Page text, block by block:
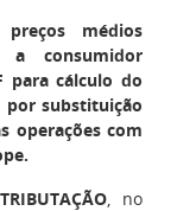
médios
a consumidor
para cálculo do
por substituição
operações com
, no